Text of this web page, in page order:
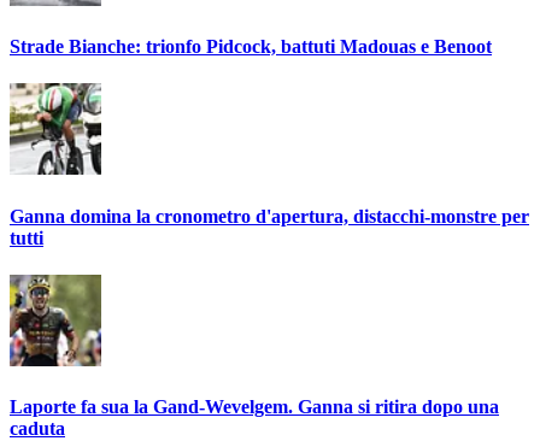
Strade Bianche: trionfo Pidcock, battuti Madouas e Benoot
Ganna domina la cronometro d'apertura, distacchi-monstre per
tutti
Laporte fa sua la Gand-Wevelgem. Ganna si ritira dopo una
caduta